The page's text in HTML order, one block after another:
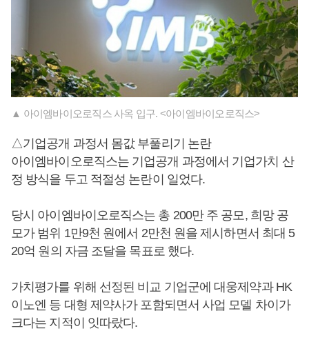
▲ 아이엠바이오로직스 사옥 입구. <아이엠바이오로직스>
△기업공개 과정서 몸값 부풀리기 논란
아이엠바이오로직스는 기업공개 과정에서 기업가치 산
정 방식을 두고 적절성 논란이 일었다.
당시 아이엠바이오로직스는 총 200만 주 공모, 희망 공
모가 범위 1만9천 원에서 2만천 원을 제시하면서 최대 5
20억 원의 자금 조달을 목표로 했다.
가치평가를 위해 선정된 비교 기업군에 대웅제약과 HK
이노엔 등 대형 제약사가 포함되면서 사업 모델 차이가
크다는 지적이 잇따랐다.